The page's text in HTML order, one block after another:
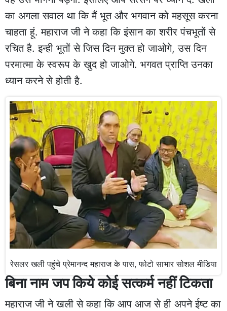
का अगला सवाल था कि मैं भूत और भगवान को महसूस करना
चाहता हूं. महाराज जी ने कहा कि इंसान का शरीर पंचभूतों से
रचित है. इन्ही भूतों से जिस दिन मुक्त हो जाओगे, उस दिन
परमात्मा के स्वरूप के खुद हो जाओगे. भगवत प्राप्ति उनका
ध्यान करने से होती है.
रेसलर खली पहुंचे प्रेमानन्द महाराज के पास, फोटो साभार सोशल मीडिया
बिना नाम जप किये कोई सत्कर्म नहीं टिकता
महाराज जी ने खली से कहा कि आप आज से ही अपने ईष्ट का